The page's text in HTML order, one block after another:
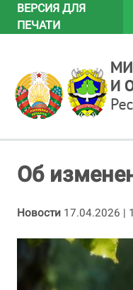
ВЕРСИЯ ДЛЯ
ПЕЧАТИ
Об
Новости 17.04.2026 |